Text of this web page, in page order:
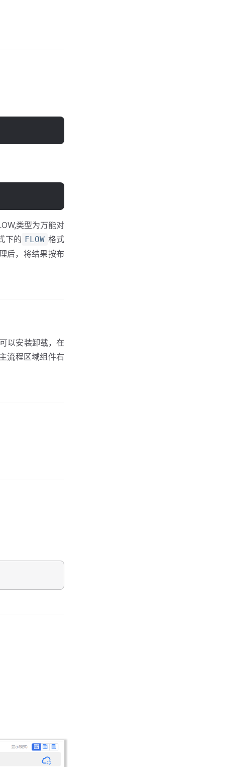
类型为万能对
下的 FLOW 格式
后，将结果按布
以安装卸载，在
流程区域组件右